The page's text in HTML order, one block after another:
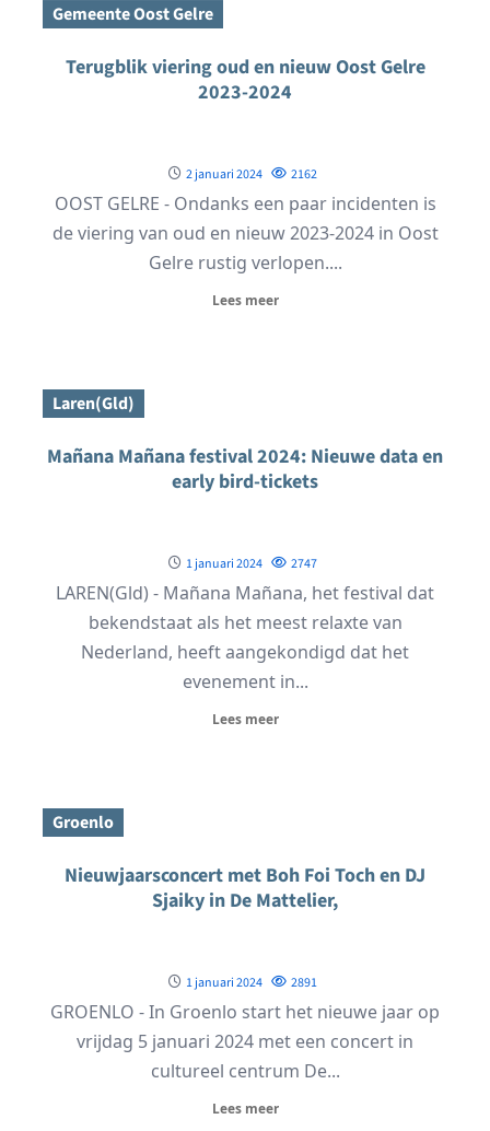
Gemeente Oost Gelre
Terugblik viering oud en nieuw Oost Gelre
2023-2024
2 januari 2024 2162
OOST GELRE - Ondanks een paar incidenten is
de viering van oud en nieuw 2023-2024 in Oost
Gelre rustig verlopen....
Lees meer
Laren(Gld)
Mañana Mañana festival 2024: Nieuwe data en
early bird-tickets
1 januari 2024 2747
LAREN(Gld) - Mañana Mañana, het festival dat
bekendstaat als het meest relaxte van
Nederland, heeft aangekondigd dat het
evenement in...
Lees meer
Groenlo
Nieuwjaarsconcert met Boh Foi Toch en DJ
Sjaiky in De Mattelier,
1 januari 2024 2891
GROENLO - In Groenlo start het nieuwe jaar op
vrijdag 5 januari 2024 met een concert in
cultureel centrum De...
Lees meer